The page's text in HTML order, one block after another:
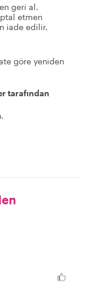
geri al.
etmen
iade edilir.
göre yeniden
tarafından